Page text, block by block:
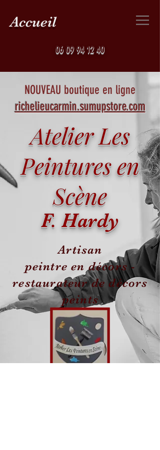
Accueil
06 09 94 12 40
NOUVEAU boutique en ligne
richelieucarmin.sumupstore.com
Atelier Les
Peintures en
Scène
F. Hardy
Artisan
peintre en décors -
restaurateur de décors
peints